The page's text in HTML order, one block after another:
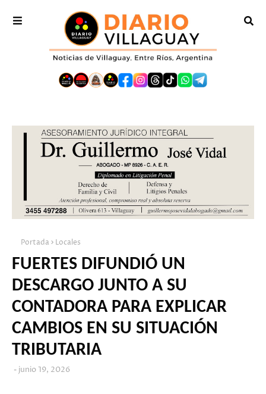
Portada Locales
FUERTES DIFUNDIÓ UN
DESCARGO JUNTO A SU
CONTADORA PARA EXPLICAR
CAMBIOS EN SU SITUACIÓN
TRIBUTARIA
junio 19, 2026